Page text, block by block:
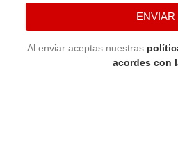
ENVIAR
Al enviar aceptas nuestras
acordes con